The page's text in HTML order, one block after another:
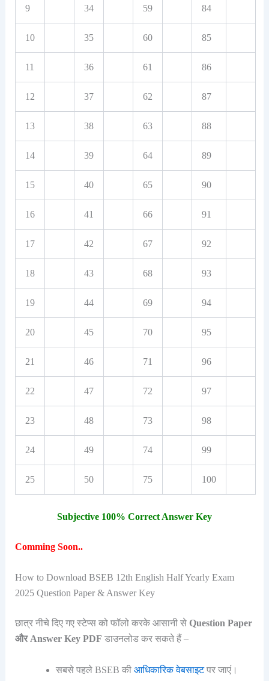
9 34 59 84
10 35 60 85
11 36 61 86
12 37 62 87
13 38 63 88
14 39 64 89
15 40 65 90
16 41 66 91
17 42 67 92
18 43 68 93
19 44 69 94
20 45 70 95
21 46 71 96
22 47 72 97
23 48 73 98
24 49 74 99
25 50 75 100
Subjective 100% Correct Answer Key
Comming Soon..
How to Download BSEB 12th English Half Yearly Exam
2025 Question Paper & Answer Key
छात्र नीचे दिए गए स्टेप्स को फॉलो करके आसानी से Question Paper
और Answer Key PDF डाउनलोड कर सकते हैं –
सबसे पहले BSEB की आधिकारिक वेबसाइटपर जाएं।